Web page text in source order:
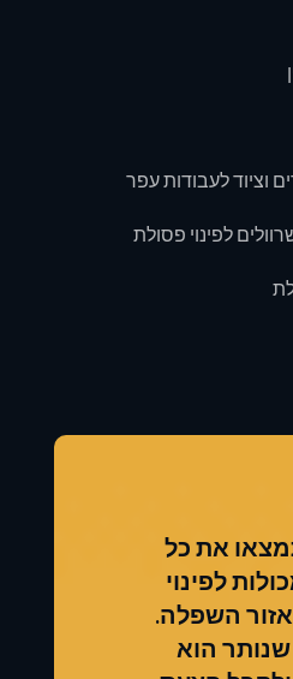
וציוד לעבודות עפר
לפינוי פסולת
את כל
לפינוי
השפלה.
הוא